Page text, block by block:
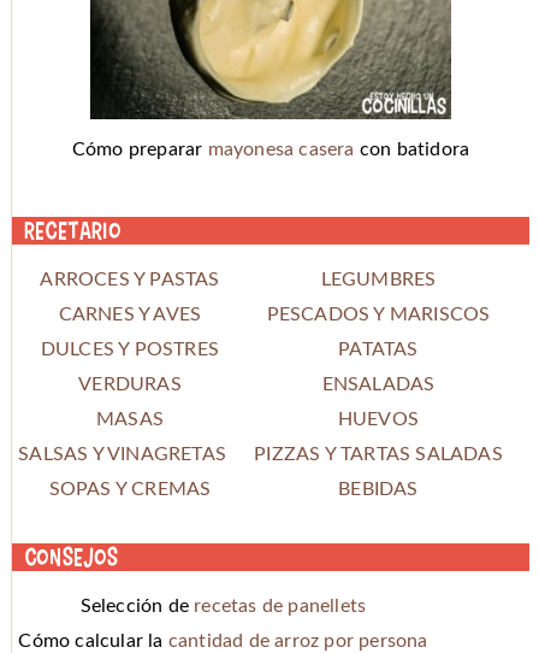
Cómo preparar mayonesa casera con batidora
Recetario
ARROCES Y PASTAS
LEGUMBRES
CARNES Y AVES
PESCADOS Y MARISCOS
DULCES Y POSTRES
PATATAS
VERDURAS
ENSALADAS
MASAS
HUEVOS
SALSAS Y VINAGRETAS
PIZZAS Y TARTAS SALADAS
SOPAS Y CREMAS
BEBIDAS
Consejos
Selección de recetas de panellets
Cómo calcular la cantidad de arroz por persona